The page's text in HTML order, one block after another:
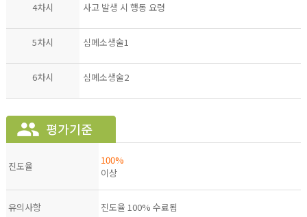
4차시 사고 발생 시 행동 요령
5차시 심폐소생술1
6차시 심폐소생술2
진도율
100%
이상
유의사항 진도율 100% 수료됨